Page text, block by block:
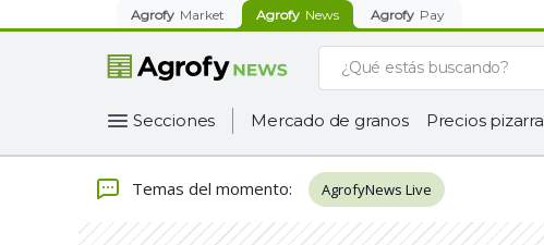
Agrofy Market Agrofy News Agrofy Pay
Secciones Mercado de granos Precios pizarra
Temas del momento: AgrofyNews Live